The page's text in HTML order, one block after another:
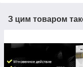
З цим товаром